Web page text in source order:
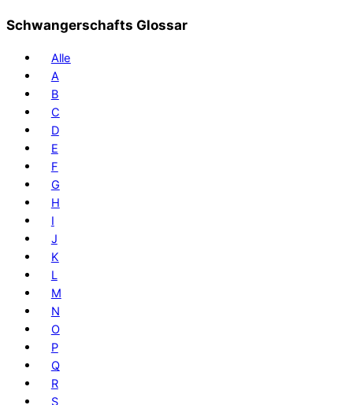
Schwangerschafts Glossar
Alle
A
B
C
D
E
F
G
H
I
J
K
L
M
N
O
P
Q
R
S